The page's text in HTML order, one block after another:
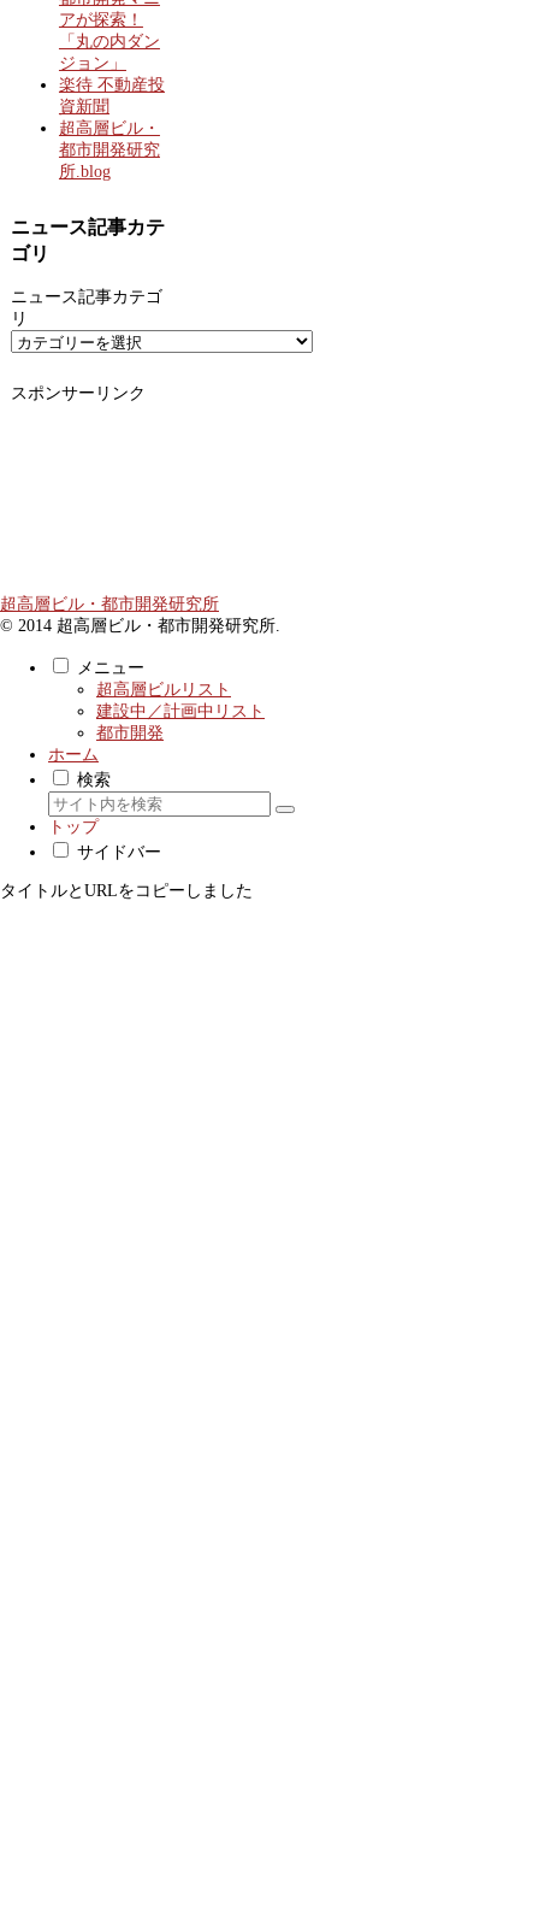
アが探索！
「丸の内ダン
ジョン」
楽待 不動産投
資新聞
超高層ビル・
都市開発研究
所.blog
ニュース記事カテ
ゴリ
ニュース記事カテゴ
リ
スポンサーリンク
超高層ビル・都市開発研究所
© 2014 超高層ビル・都市開発研究所.
メニュー
超高層ビルリスト
建設中／計画中リスト
都市開発
ホーム
検索
トップ
サイドバー
タイトルとURLをコピーしました